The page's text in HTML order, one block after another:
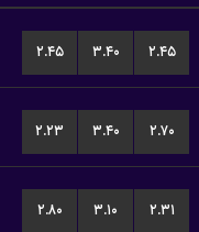
۲.۴۵ ۳.۴۰ ۲.۴۵
۲.۲۳ ۳.۴۰ ۲.۷۰
۲.۸۰ ۳.۱۰ ۲.۳۱